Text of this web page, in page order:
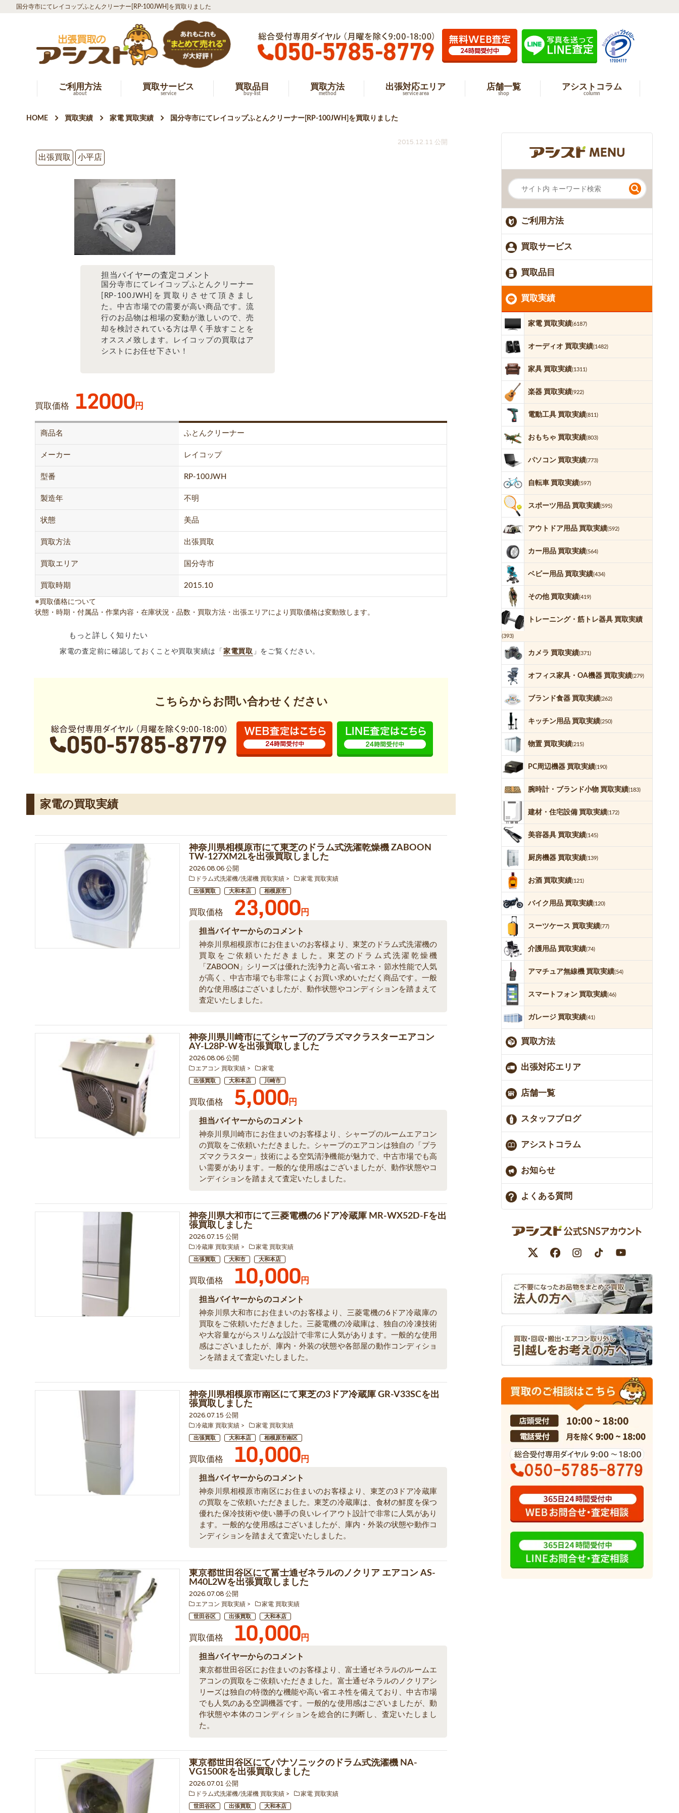
国分寺市にてレイコップふとんクリーナー[RP-100JWH]を買取りました
ご利用方法
about
買取サービス
service
買取品目
buy-list
買取方法
method
出張対応エリア
service area
店舗一覧
shop
アシストコラム
column
HOME 買取実績 家電 買取実績 国分寺市にてレイコップふとんクリーナー[RP-100JWH]を買取りました
2015.12.11 公開
出張買取
小平店
担当バイヤーの査定コメント
国分寺市にてレイコップふとんクリーナー
[RP-100JWH]を買取りさせて頂きまし
た。中古市場での需要が高い商品です。流
行のお品物は相場の変動が激しいので、売
却を検討されている方は早く手放すことを
オススメ致します。レイコップの買取はア
シストにお任せ下さい！
買取価格 12000円
商品名 ふとんクリーナー
メーカー レイコップ
型番 RP-100JWH
製造年 不明
状態 美品
買取方法 出張買取
買取エリア 国分寺市
買取時期 2015.10
※買取価格について
状態・時期・付属品・作業内容・在庫状況・品数・買取方法・出張エリアにより買取価格は変動致します。
もっと詳しく知りたい
家電の査定前に確認しておくことや買取実績は「 家電買取 」をご覧ください。
こちらからお問い合わせください
家電の買取実績
神奈川県相模原市にて東芝のドラム式洗濯乾燥機 ZABOON
TW-127XM2Lを出張買取しました
2026.08.06 公開
ドラム式洗濯機/洗濯機 買取実績 家電 買取実績
出張買取 大和本店 相模原市
買取価格 23,000円
担当バイヤーからのコメント
神奈川県相模原市にお住まいのお客様より、東芝のドラム式洗濯機の
買取をご依頼いただきました。東芝のドラム式洗濯乾燥機
「ZABOON」シリーズは優れた洗浄力と高い省エネ・節水性能で人気
が高く、中古市場でも非常によくお買い求めいただく商品です。一般
的な使用感はございましたが、動作状態やコンディションを踏まえて
査定いたしました。
神奈川県川崎市にてシャープのプラズマクラスターエアコン
AY-L28P-Wを出張買取しました
2026.08.06 公開
エアコン 買取実績 家電
出張買取 大和本店 川崎市
買取価格 5,000円
担当バイヤーからのコメント
神奈川県川崎市にお住まいのお客様より、シャープのルームエアコン
の買取をご依頼いただきました。シャープのエアコンは独自の「プラ
ズマクラスター」技術による空気清浄機能が魅力で、中古市場でも高
い需要があります。一般的な使用感はございましたが、動作状態やコ
ンディションを踏まえて査定いたしました。
神奈川県大和市にて三菱電機の6ドア冷蔵庫 MR-WX52D-Fを出
張買取しました
2026.07.15 公開
冷蔵庫 買取実績 家電 買取実績
出張買取 大和市 大和本店
買取価格 10,000円
担当バイヤーからのコメント
神奈川県大和市にお住まいのお客様より、三菱電機の6ドア冷蔵庫の
買取をご依頼いただきました。三菱電機の冷蔵庫は、独自の冷凍技術
や大容量ながらスリムな設計で非常に人気があります。一般的な使用
感はございましたが、庫内・外装の状態や各部屋の動作コンディショ
ンを踏まえて査定いたしました。
神奈川県相模原市南区にて東芝の3ドア冷蔵庫 GR-V33SCを出
張買取しました
2026.07.15 公開
冷蔵庫 買取実績 家電 買取実績
出張買取 大和本店 相模原市南区
買取価格 10,000円
担当バイヤーからのコメント
神奈川県相模原市南区にお住まいのお客様より、東芝の3ドア冷蔵庫
の買取をご依頼いただきました。東芝の冷蔵庫は、食材の鮮度を保つ
優れた保冷技術や使い勝手の良いレイアウト設計で非常に人気があり
ます。一般的な使用感はございましたが、庫内・外装の状態や動作コ
ンディションを踏まえて査定いたしました。
東京都世田谷区にて富士通ゼネラルのノクリア エアコン AS-
M40L2Wを出張買取しました
2026.07.08 公開
エアコン 買取実績 家電 買取実績
世田谷区 出張買取 大和本店
買取価格 10,000円
担当バイヤーからのコメント
東京都世田谷区にお住まいのお客様より、富士通ゼネラルのルームエ
アコンの買取をご依頼いただきました。富士通ゼネラルのノクリアシ
リーズは独自の特徴的な機能や高い省エネ性を備えており、中古市場
でも人気のある空調機器です。一般的な使用感はございましたが、動
作状態や本体のコンディションを総合的に判断し、査定いたしまし
た。
東京都世田谷区にてパナソニックのドラム式洗濯機 NA-
VG1500Rを出張買取しました
2026.07.01 公開
ドラム式洗濯機/洗濯機 買取実績 家電 買取実績
世田谷区 出張買取 大和本店
ご利用方法
買取サービス
買取品目
買取実績
家電 買取実績(6187)
オーディオ 買取実績(1482)
家具 買取実績(1311)
楽器 買取実績(922)
電動工具 買取実績(811)
おもちゃ 買取実績(803)
パソコン 買取実績(773)
自転車 買取実績(597)
スポーツ用品 買取実績(595)
アウトドア用品 買取実績(592)
カー用品 買取実績(564)
ベビー用品 買取実績(434)
その他 買取実績(419)
トレーニング・筋トレ器具 買取実績
(393)
カメラ 買取実績(371)
オフィス家具・OA機器 買取実績(279)
ブランド食器 買取実績(262)
キッチン用品 買取実績(250)
物置 買取実績(215)
PC周辺機器 買取実績(190)
腕時計・ブランド小物 買取実績(183)
建材・住宅設備 買取実績(172)
美容器具 買取実績(145)
厨房機器 買取実績(139)
お酒 買取実績(121)
バイク用品 買取実績(120)
スーツケース 買取実績(77)
介護用品 買取実績(74)
アマチュア無線機 買取実績(54)
スマートフォン 買取実績(46)
ガレージ 買取実績(41)
買取方法
出張対応エリア
店舗一覧
スタッフブログ
アシストコラム
お知らせ
よくある質問